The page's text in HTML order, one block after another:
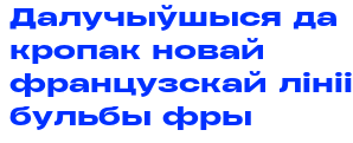
Далучыўшыся да
кропак новай
французскай лініі
бульбы фры